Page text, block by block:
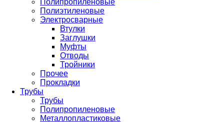
Полипропиленовые
Полиэтиленовые
Электросварные
Втулки
Заглушки
Муфты
Отводы
Тройники
Прочее
Прокладки
Трубы
Трубы
Полипропиленовые
Металлопластиковые